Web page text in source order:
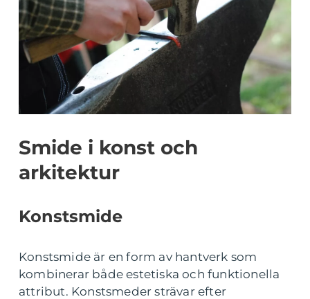
Smide i konst och
arkitektur
Konstsmide
Konstsmide är en form av hantverk som
kombinerar både estetiska och funktionella
attribut. Konstsmeder strävar efter